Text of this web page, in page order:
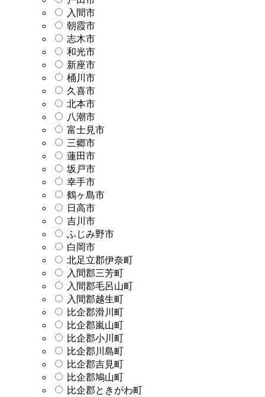
入間市
朝霞市
志木市
和光市
新座市
桶川市
久喜市
北本市
八潮市
富士見市
三郷市
蓮田市
坂戸市
幸手市
鶴ヶ島市
日高市
吉川市
ふじみ野市
白岡市
北足立郡伊奈町
入間郡三芳町
入間郡毛呂山町
入間郡越生町
比企郡滑川町
比企郡嵐山町
比企郡小川町
比企郡川島町
比企郡吉見町
比企郡鳩山町
比企郡ときがわ町